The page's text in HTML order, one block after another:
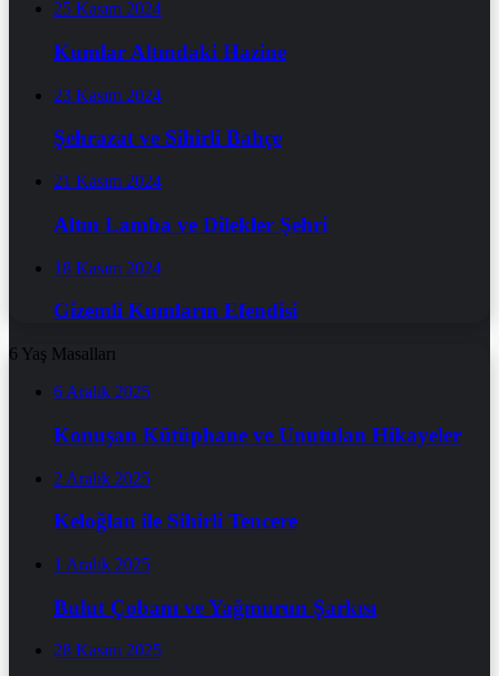
25 Kasım 2024
Kumlar Altındaki Hazine
23 Kasım 2024
Şehrazat ve Sihirli Bahçe
21 Kasım 2024
Altın Lamba ve Dilekler Şehri
18 Kasım 2024
Gizemli Kumların Efendisi
6 Yaş Masalları
6 Aralık 2025
Konuşan Kütüphane ve Unutulan Hikayeler
2 Aralık 2025
Keloğlan ile Sihirli Tencere
1 Aralık 2025
Bulut Çobanı ve Yağmurun Şarkısı
28 Kasım 2025